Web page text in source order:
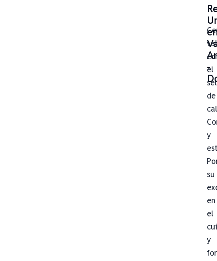
-
el
de
y
su
en
el
y